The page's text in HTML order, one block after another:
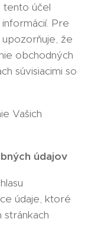
tento účel
Pre
že
obchodných
súvisiacimi so
Vašich
údajov
údaje, ktoré